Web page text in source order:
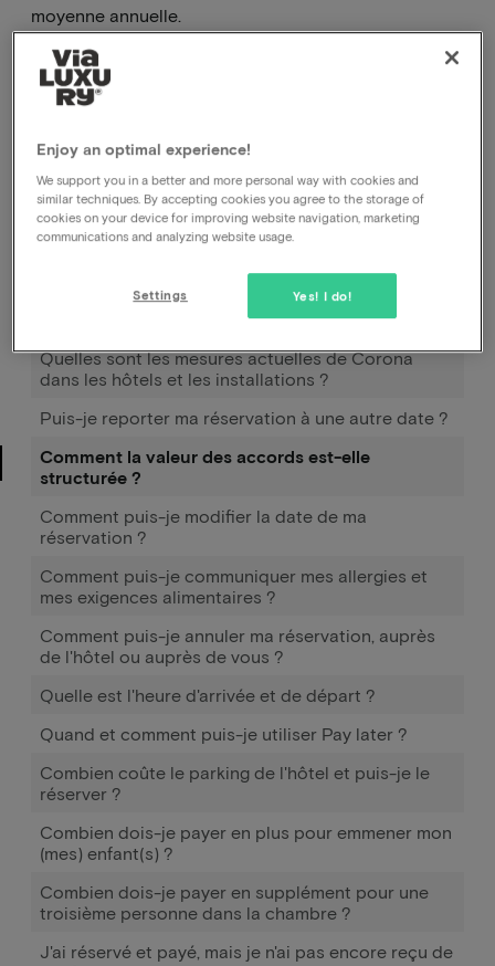
Comment puis-je annuler ma réservation, auprès
Comment puis-je modifier la date de ma
réservation ?
Comment fonctionne Pay later ?
Quelles sont les mesures actuelles de Corona
dans les hôtels et les installations ?
Puis-je reporter ma réservation à une autre date ?
Comment la valeur des accords est-elle
structurée ?
Comment puis-je modifier la date de ma
réservation ?
Comment puis-je communiquer mes allergies et
mes exigences alimentaires ?
Comment puis-je annuler ma réservation, auprès
de l'hôtel ou auprès de vous ?
Quelle est l'heure d'arrivée et de départ ?
Quand et comment puis-je utiliser Pay later ?
Combien coûte le parking de l'hôtel et puis-je le
réserver ?
Combien dois-je payer en plus pour emmener mon
(mes) enfant(s) ?
Combien dois-je payer en supplément pour une
troisième personne dans la chambre ?
J'ai réservé et payé, mais je n'ai pas encore reçu de
moyenne annuelle.
Enjoy an optimal experience!
We support you in a better and more personal way with cookies and
similar techniques. By accepting cookies you agree to the storage of
cookies on your device for improving website navigation, marketing
communications and analyzing website usage.
Yes! I do!
Settings